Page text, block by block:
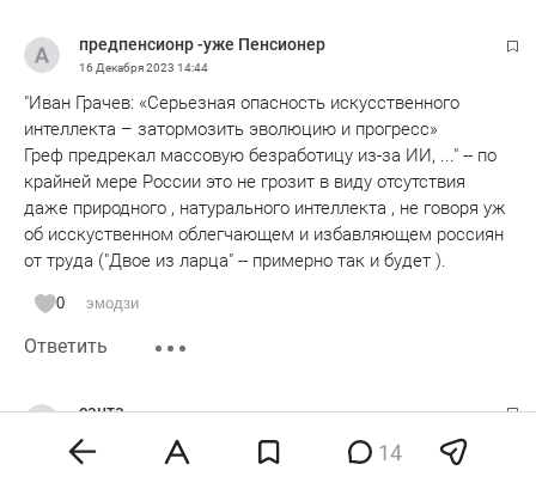
предпенсионр -уже Пенсионер
16 Декабря 2023 14:44
"Иван Грачев: «Серьезная опасность искусственного
интеллекта – затормозить эволюцию и прогресс»
Греф предрекал массовую безработицу из-за ИИ, ..." -- по
крайней мере России это не грозит в виду отсутствия
даже природного , натурального интеллекта , не говоря уж
об исскуственном облегчающем и избавляющем россиян
от труда ("Двое из ларца" -- примерно так и будет ).
0 эмодзи
Ответить
санта
нам это вообще не грозит, против лома, лопаты и метлы
14